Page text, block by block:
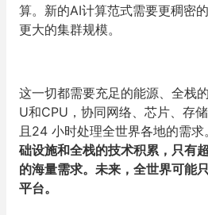
算。新的AI计算范式需要更稠密
更大的集群规模。
这一切都需要充足的能源、全栈
U和CPU，协同网络、芯片、存
且24 小时处理全世界各地的需求。
础设施和全栈的技术积累，只有
的海量需求。未来，全世界可能
平台。